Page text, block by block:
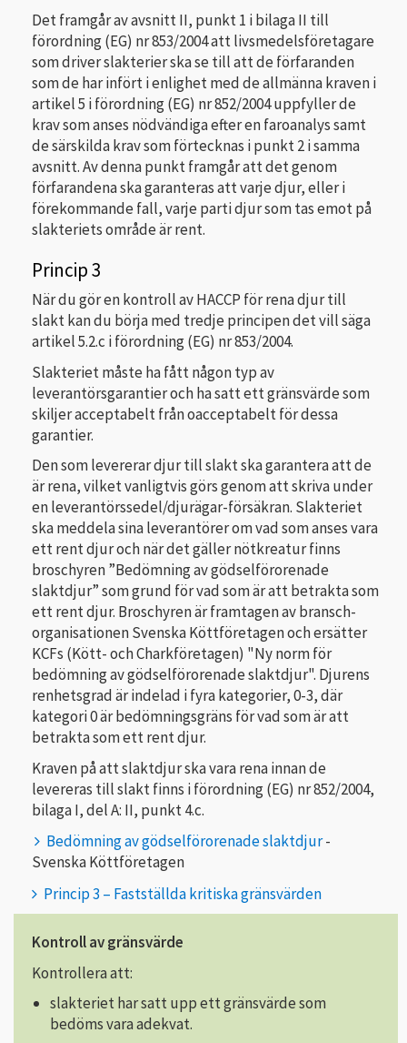
Det framgår av avsnitt II, punkt 1 i bilaga II till
förordning (EG) nr 853/2004 att livsmedelsföretagare
som driver slakterier ska se till att de förfaranden
som de har infört i enlighet med de allmänna kraven i
artikel 5 i förordning (EG) nr 852/2004 uppfyller de
krav som anses nödvändiga efter en faroanalys samt
de särskilda krav som förtecknas i punkt 2 i samma
avsnitt. Av denna punkt framgår att det genom
förfarandena ska garanteras att varje djur, eller i
förekommande fall, varje parti djur som tas emot på
slakteriets område är rent.
Princip 3
När du gör en kontroll av HACCP för rena djur till
slakt kan du börja med tredje principen det vill säga
artikel 5.2.c i förordning (EG) nr 853/2004.
Slakteriet måste ha fått någon typ av
leverantörsgarantier och ha satt ett gränsvärde som
skiljer acceptabelt från oacceptabelt för dessa
garantier.
Den som levererar djur till slakt ska garantera att de
är rena, vilket vanligtvis görs genom att skriva under
en leverantörssedel/djurägar-försäkran. Slakteriet
ska meddela sina leverantörer om vad som anses vara
ett rent djur och när det gäller nötkreatur finns
broschyren ”Bedömning av gödselförorenade
slaktdjur” som grund för vad som är att betrakta som
ett rent djur. Broschyren är framtagen av bransch-
organisationen Svenska Köttföretagen och ersätter
KCFs (Kött- och Charkföretagen) "Ny norm för
bedömning av gödselförorenade slaktdjur". Djurens
renhetsgrad är indelad i fyra kategorier, 0-3, där
kategori 0 är bedömningsgräns för vad som är att
betrakta som ett rent djur.
Kraven på att slaktdjur ska vara rena innan de
levereras till slakt finns i förordning (EG) nr 852/2004,
bilaga I, del A: II, punkt 4.c.
Bedömning av gödselförorenade slaktdjur-
Svenska Köttföretagen
Princip 3 – Fastställda kritiska gränsvärden
Kontroll av gränsvärde
Kontrollera att:
slakteriet har satt upp ett gränsvärde som
bedöms vara adekvat.